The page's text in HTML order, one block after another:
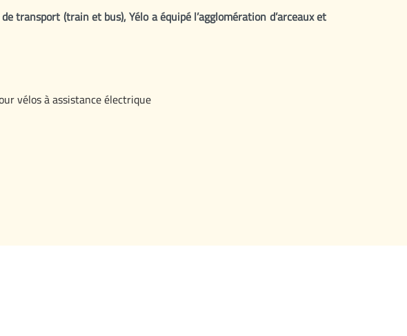
transport (train et bus), Yélo a équipé l’agglomération d’arceaux et
vélos à assistance électrique